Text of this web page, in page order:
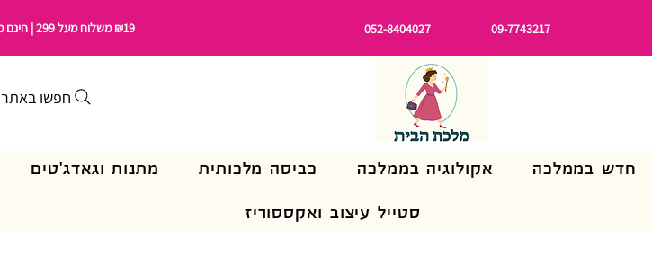
₪19 משלוח מעל 299 | חינם מעל 449 | לכל הארץ 052-8404027 09-7743217
חדש בממלכה אקולוגיה בממלכה כביסה מלכותית מתנות וגאדג'טים
סטייל עיצוב ואקססוריז
חפשו באתר